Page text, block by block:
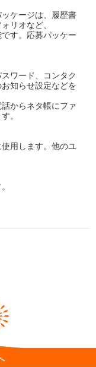
ケージは、履歴書
リオなど、
す。応募パッケー
ワード、コンタク
知らせ設定などを
からネタ帳にファ
。
用します。他のユ